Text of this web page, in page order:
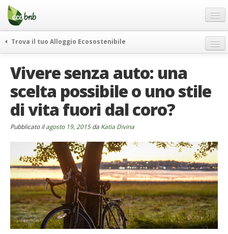
Menu
Salta
contenuto
Offerte Speciali
Regali
FAQ
Chi Siamo
Partner
Contatti
Italiano
German
English
Spanish
Trova il tuo Alloggio Ecosostenibile
itinerari
curiosità
vivere e viaggiare verde
rassegna stampa
Vivere senza auto: una
scelta possibile o uno stile
di vita fuori dal coro?
Pubblicato ilagosto 19, 2015da Katia Divina